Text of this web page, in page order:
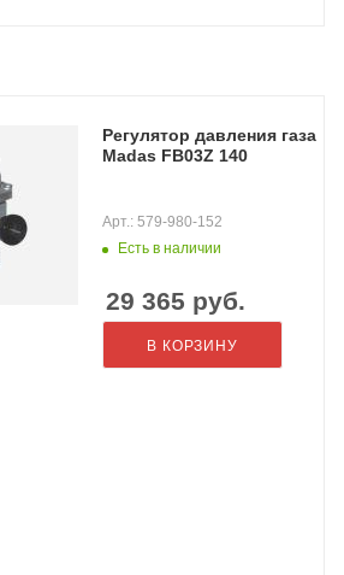
Регулятор давления газа
Madas FB03Z 140
Есть в наличии
Арт.: 579-980-152
29 365 руб.
В КОРЗИНУ